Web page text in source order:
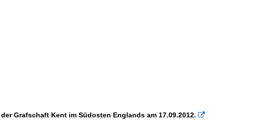
Grafschaft Kent im Südosten Englands am 17.09.2012. 